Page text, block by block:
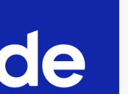
por
de drogas en la
el edificio de